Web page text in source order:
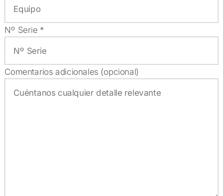
Nº Serie *
Comentarios adicionales (opcional)